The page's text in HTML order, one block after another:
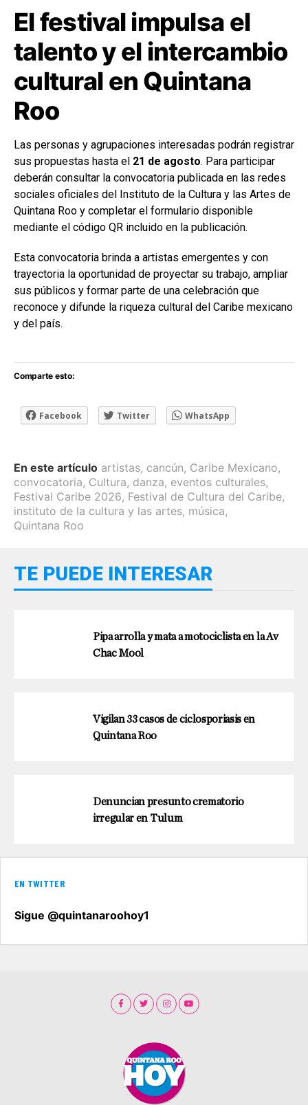
El festival impulsa el
talento y el intercambio
cultural en Quintana
Roo
Las personas y agrupaciones interesadas podrán registrar
sus propuestas hasta el 21 de agosto. Para participar
deberán consultar la convocatoria publicada en las redes
sociales oficiales del Instituto de la Cultura y las Artes de
Quintana Roo y completar el formulario disponible
mediante el código QR incluido en la publicación.
Esta convocatoria brinda a artistas emergentes y con
trayectoria la oportunidad de proyectar su trabajo, ampliar
sus públicos y formar parte de una celebración que
reconoce y difunde la riqueza cultural del Caribe mexicano
y del país.
Comparte esto:
Facebook Twitter WhatsApp
En este artículo artistas, cancún, Caribe Mexicano,
convocatoria, Cultura, danza, eventos culturales,
Festival Caribe 2026, Festival de Cultura del Caribe,
instituto de la cultura y las artes, música,
Quintana Roo
TE PUEDE INTERESAR
Pipa arrolla y mata a motociclista en la Av
Chac Mool
Vigilan 33 casos de ciclosporiasis en
Quintana Roo
Denuncian presunto crematorio
irregular en Tulum
EN TWITTER
Sigue @quintanaroohoy1